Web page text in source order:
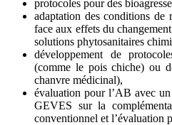
protocoles pour des
adaptation des conditions de
face aux effets du
solutions phytosanitaires
développement de
(comme le pois chiche) ou
chanvre médicinal),
évaluation pour l’AB avec
GEVES sur la
conventionnel et l’évaluation